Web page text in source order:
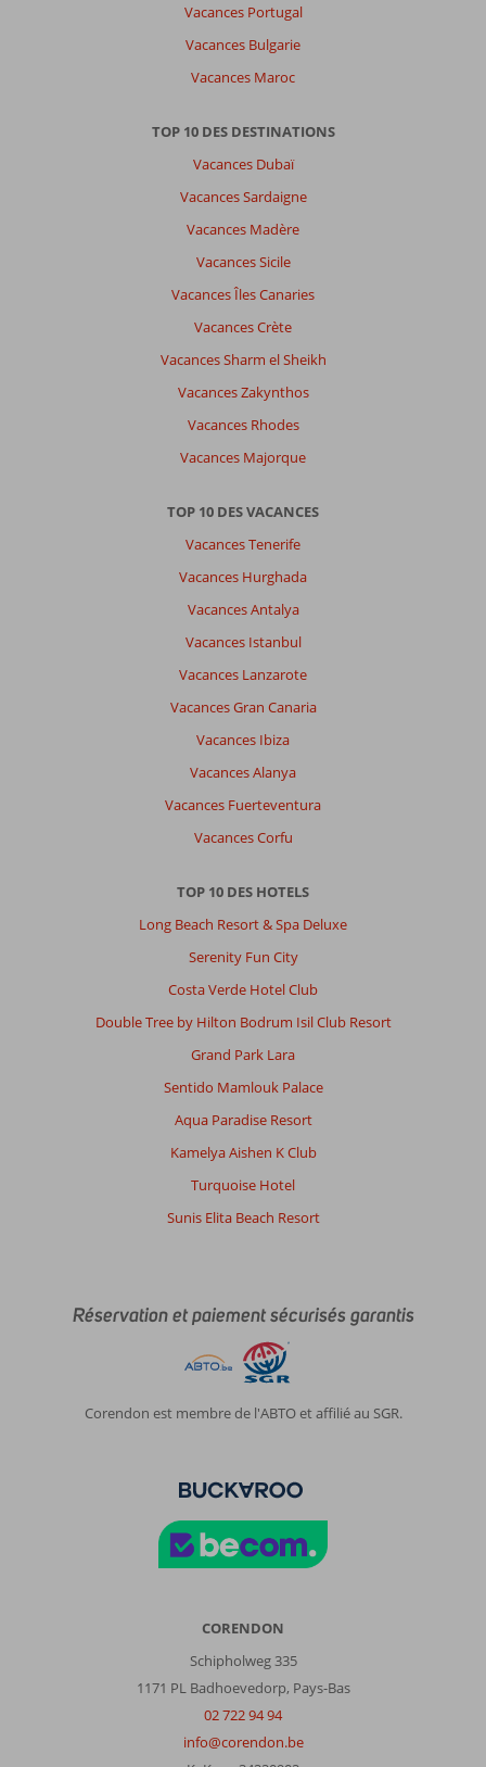
Vacances Portugal
Vacances Bulgarie
Vacances Maroc
TOP 10 DES DESTINATIONS
Vacances Dubaï
Vacances Sardaigne
Vacances Madère
Vacances Sicile
Vacances Îles Canaries
Vacances Crète
Vacances Sharm el Sheikh
Vacances Zakynthos
Vacances Rhodes
Vacances Majorque
TOP 10 DES VACANCES
Vacances Tenerife
Vacances Hurghada
Vacances Antalya
Vacances Istanbul
Vacances Lanzarote
Vacances Gran Canaria
Vacances Ibiza
Vacances Alanya
Vacances Fuerteventura
Vacances Corfu
TOP 10 DES HOTELS
Long Beach Resort & Spa Deluxe
Serenity Fun City
Costa Verde Hotel Club
Double Tree by Hilton Bodrum Isil Club Resort
Grand Park Lara
Sentido Mamlouk Palace
Aqua Paradise Resort
Kamelya Aishen K Club
Turquoise Hotel
Sunis Elita Beach Resort
Réservation et paiement sécurisés garantis
Corendon est membre de l'ABTO et affilié au SGR.
CORENDON
Schipholweg 335
1171 PL Badhoevedorp, Pays-Bas
02 722 94 94
info@corendon.be